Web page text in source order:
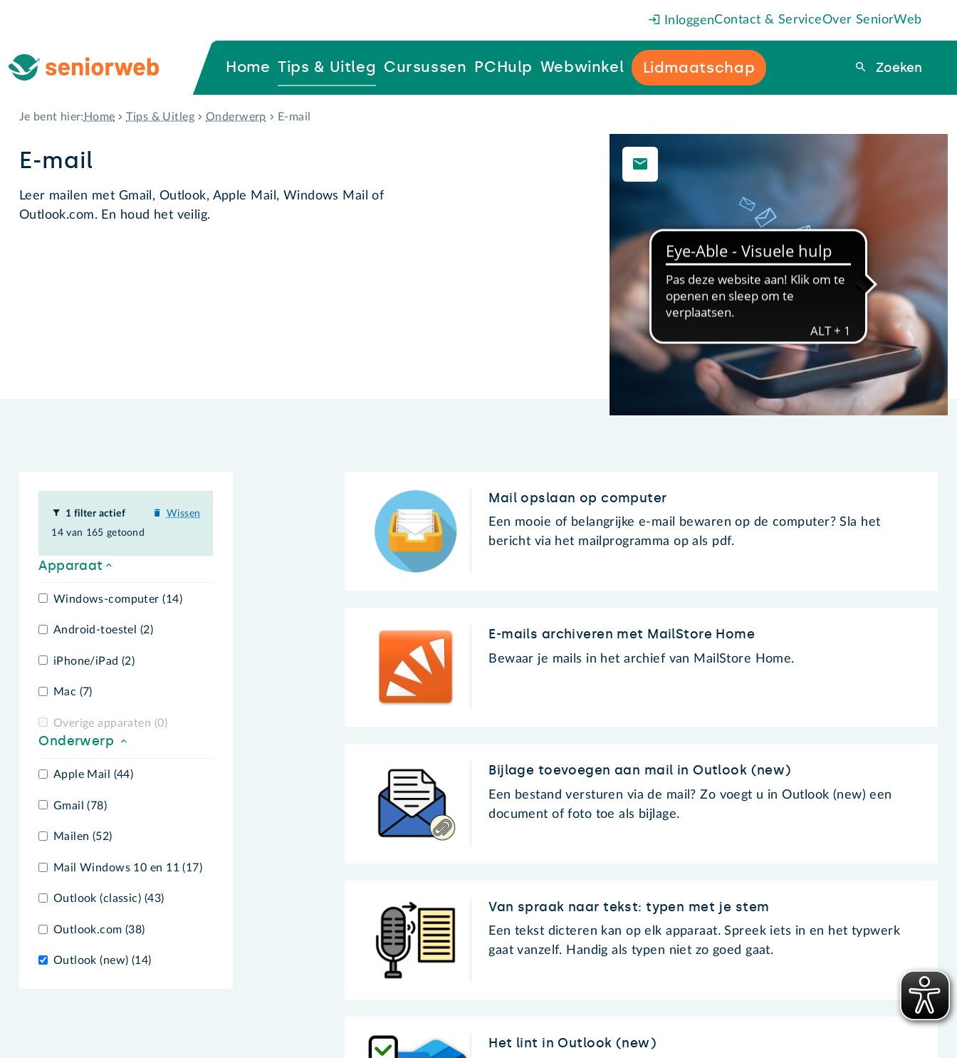
InloggenContact & ServiceOver SeniorWeb
Home Tips & Uitleg Cursussen PCHulp Webwinkel Lidmaatschap Zoeken
Zoeken
Je bent hier: Home Tips & Uitleg Onderwerp E-mail
E-mail
Leer mailen met Gmail, Outlook, Apple Mail, Windows Mail of
Outlook.com. En houd het veilig.
1 filter actief
14 van 165 getoond
Wissen
Apparaat
Windows-computer (14)
Android-toestel (2)
iPhone/iPad (2)
Mac (7)
Overige apparaten (0)
Onderwerp
Apple Mail (44)
Gmail (78)
Mailen (52)
Mail Windows 10 en 11 (17)
Outlook (classic) (43)
Outlook.com (38)
Outlook (new) (14)
Mail opslaan op computer
Een mooie of belangrijke e-mail bewaren op de computer? Sla het
bericht via het mailprogramma op als pdf.
E-mails archiveren met MailStore Home
Bewaar je mails in het archief van MailStore Home.
Bijlage toevoegen aan mail in Outlook (new)
Een bestand versturen via de mail? Zo voegt u in Outlook (new) een
document of foto toe als bijlage.
Van spraak naar tekst: typen met je stem
Een tekst dicteren kan op elk apparaat. Spreek iets in en het typwerk
gaat vanzelf. Handig als typen niet zo goed gaat.
Het lint in Outlook (new)